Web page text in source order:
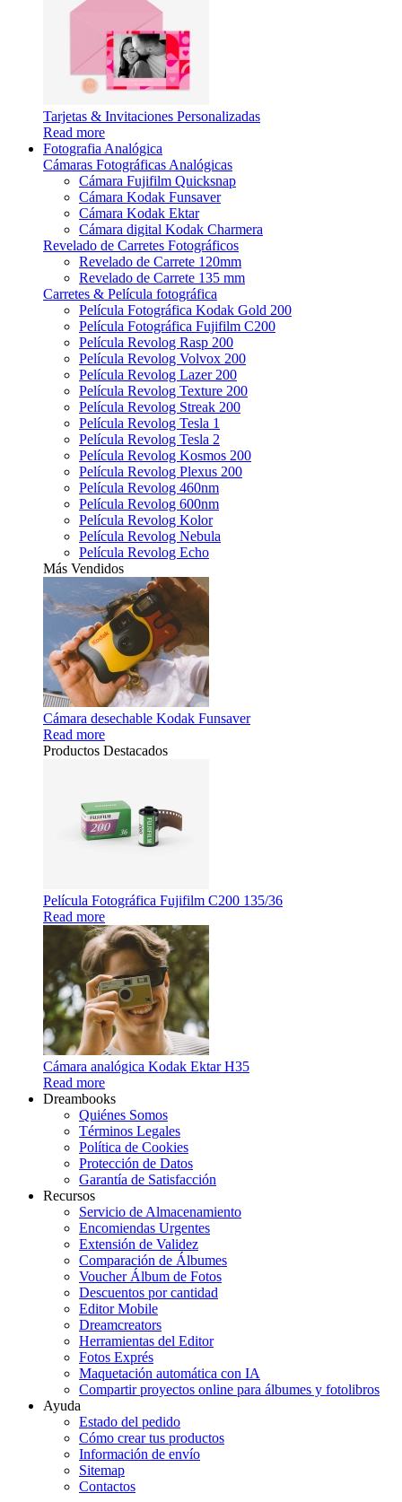
Tarjetas & Invitaciones Personalizadas
Read more
Fotografia Analógica
Cámaras Fotográficas Analógicas
Cámara Fujifilm Quicksnap
Cámara Kodak Funsaver
Cámara Kodak Ektar
Cámara digital Kodak Charmera
Revelado de Carretes Fotográficos
Revelado de Carrete 120mm
Revelado de Carrete 135 mm
Carretes & Película fotográfica
Película Fotográfica Kodak Gold 200
Película Fotográfica Fujifilm C200
Película Revolog Rasp 200
Película Revolog Volvox 200
Película Revolog Lazer 200
Película Revolog Texture 200
Película Revolog Streak 200
Película Revolog Tesla 1
Película Revolog Tesla 2
Película Revolog Kosmos 200
Película Revolog Plexus 200
Película Revolog 460nm
Película Revolog 600nm
Película Revolog Kolor
Película Revolog Nebula
Película Revolog Echo
Más Vendidos
Cámara desechable Kodak Funsaver
Read more
Productos Destacados
Película Fotográfica Fujifilm C200 135/36
Read more
Cámara analógica Kodak Ektar H35
Read more
Dreambooks
Quiénes Somos
Términos Legales
Política de Cookies
Protección de Datos
Garantía de Satisfacción
Recursos
Servicio de Almacenamiento
Encomiendas Urgentes
Extensión de Validez
Comparación de Álbumes
Voucher Álbum de Fotos
Descuentos por cantidad
Editor Mobile
Dreamcreators
Herramientas del Editor
Fotos Exprés
Maquetación automática con IA
Compartir proyectos online para álbumes y fotolibros
Ayuda
Estado del pedido
Cómo crear tus productos
Información de envío
Sitemap
Contactos